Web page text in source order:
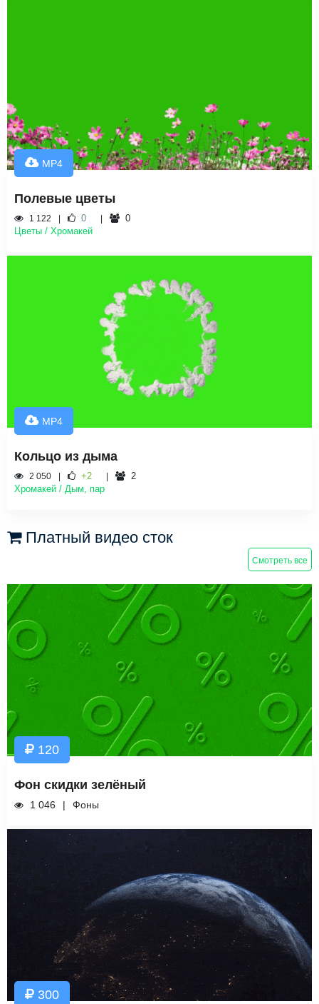
MP4
Полевые цветы
1 122 0
0
Цветы / Хромакей
MP4
Кольцо из дыма
2 050 +2
2
Хромакей / Дым, пар
Платный видео сток
Смотреть все
120
Фон скидки зелёный
1 046 Фоны
300